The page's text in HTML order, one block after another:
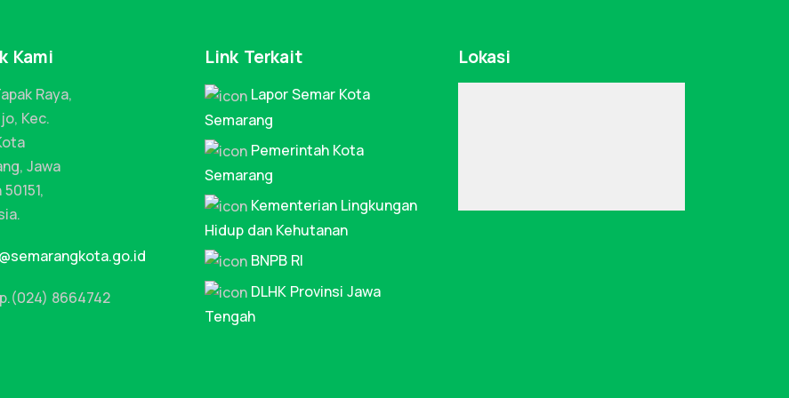
Kami
Raya,
Kec.
Jawa
8664742
Link Terkait
Lapor Semar Kota
Semarang
Pemerintah Kota
Semarang
Kementerian Lingkungan
Hidup dan Kehutanan
BNPB RI
DLHK Provinsi Jawa
Tengah
Lokasi